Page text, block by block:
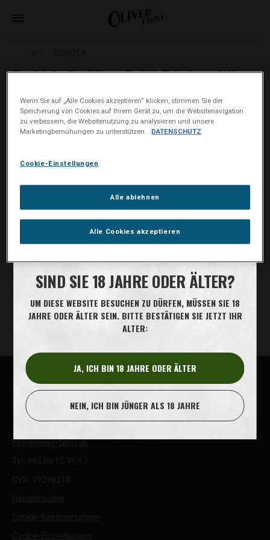
Darf ich die Oliver Twist Tabakpastille
schlucken?
Bitte schlucken Sie die Tabakpastille nicht, denn sie besteht aus
Tabakblättern. Entsorgen Sie die Tabakpastille nach dem
und sich danach unwohl fühlen, konsultieren Sie bitte Ihren Arzt.
ICH HABE OLIVER TWIST ZUM ERSTEN MAL PROBIERT UND DABEI
EIN BRENNENDES GEFÜHL IM HALS GESPÜRT. WESHALB?
Bei Neuanwendern können Oliver Twist Tabakpastillen ein
starkes und kratzendes …
House of Oliver Twist A/S
Børstenbindervej 1
DK-5230 Odense M
info@oliver-twist.dk
SIND SIE 18 JAHRE ODER ÄLTER?
UM DIESE WEBSITE BESUCHEN ZU DÜRFEN, MÜSSEN SIE 18
JAHRE ODER ÄLTER SEIN. BITTE BESTÄTIGEN SIE JETZT IHR
ALTER:
JA, ICH BIN 18 JAHRE ODER ÄLTER
NEIN, ICH BIN JÜNGER ALS 18 JAHRE
Wenn Sie auf „Alle Cookies akzeptieren“ klicken, stimmen Sie der
Speicherung von Cookies auf Ihrem Gerät zu, um die Websitenavigation
zu verbessern, die Websitenutzung zu analysieren und unsere
Marketingbemühungen zu unterstützen.
DATENSCHUTZ
Cookie-Einstellungen
Alle ablehnen
Alle Cookies akzeptieren